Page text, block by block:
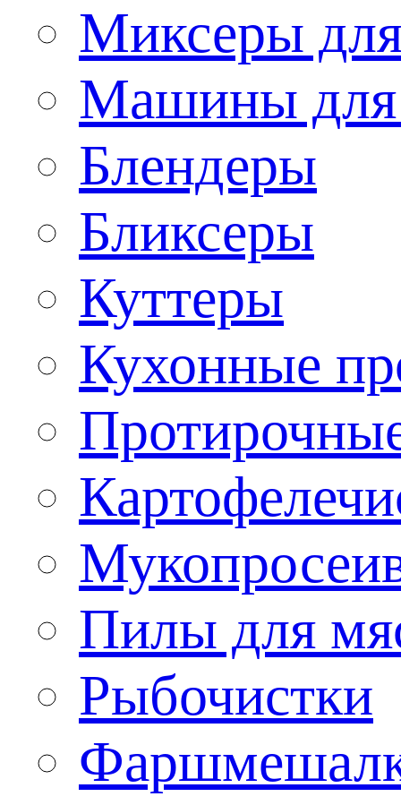
Миксеры
Машины для
Блендеры
Бликсеры
Куттеры
Кухонные
Пилы для
Рыбочистки